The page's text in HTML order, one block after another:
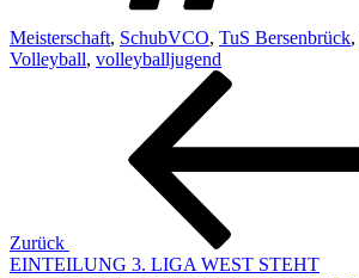
Meisterschaft, SchubVCO, TuS Bersenbrück,
Volleyball, volleyballjugend
Beitragsnavigation
Zurück
EINTEILUNG 3. LIGA WEST STEHT